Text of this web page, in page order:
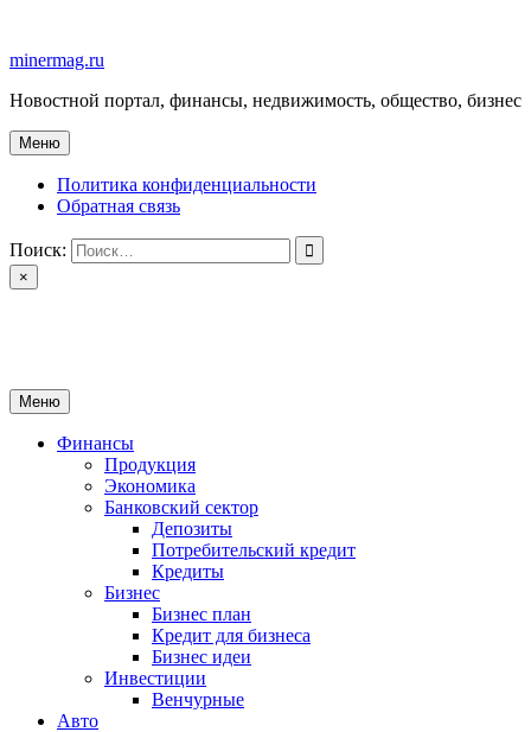
содержимому
minermag.ru
Новостной портал, финансы, недвижимость, общество, бизнес
Меню
Политика конфиденциальности
Обратная связь
Поиск:
×
Меню
Финансы
Продукция
Экономика
Банковский сектор
Депозиты
Потребительский кредит
Кредиты
Бизнес
Бизнес план
Кредит для бизнеса
Бизнес идеи
Инвестиции
Венчурные
Авто